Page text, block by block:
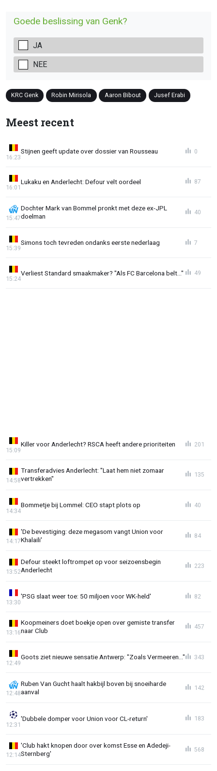
Goede beslissing van Genk?
JA
NEE
KRC Genk Robin Mirisola Aaron Bibout Jusef Erabi
Meest recent
Stijnen geeft update over dossier van Rousseau
16:23
0
Lukaku en Anderlecht: Defour velt oordeel
16:01
87
Dochter Mark van Bommel pronkt met deze ex-JPL
doelman
15:47
40
Simons toch tevreden ondanks eerste nederlaag
15:39
7
Verliest Standard smaakmaker? "Als FC Barcelona belt..."
15:24
49
Killer voor Anderlecht? RSCA heeft andere prioriteiten
15:09
201
Transferadvies Anderlecht: "Laat hem niet zomaar
vertrekken"
14:58
135
Bommetje bij Lommel: CEO stapt plots op
14:34
40
'De bevestiging: deze megasom vangt Union voor
Khalaili'
14:17
84
Defour steekt loftrompet op voor seizoensbegin
Anderlecht
13:52
223
'PSG slaat weer toe: 50 miljoen voor WK-held'
13:30
82
Koopmeiners doet boekje open over gemiste transfer
naar Club
13:16
457
Goots ziet nieuwe sensatie Antwerp: "Zoals Vermeeren..."
12:49
343
Ruben Van Gucht haalt hakbijl boven bij snoeiharde
aanval
12:48
142
'Dubbele domper voor Union voor CL-return'
12:31
183
'Club hakt knopen door over komst Esse en Adedeji-
Sternberg'
12:14
568